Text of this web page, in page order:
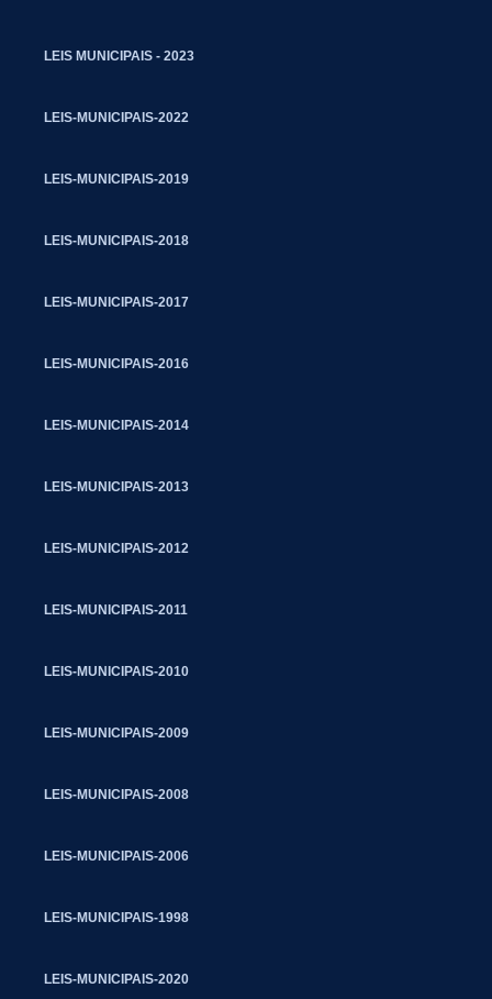
LEIS MUNICIPAIS - 2023
LEIS-MUNICIPAIS-2022
LEIS-MUNICIPAIS-2019
LEIS-MUNICIPAIS-2018
LEIS-MUNICIPAIS-2017
LEIS-MUNICIPAIS-2016
LEIS-MUNICIPAIS-2014
LEIS-MUNICIPAIS-2013
LEIS-MUNICIPAIS-2012
LEIS-MUNICIPAIS-2011
LEIS-MUNICIPAIS-2010
LEIS-MUNICIPAIS-2009
LEIS-MUNICIPAIS-2008
LEIS-MUNICIPAIS-2006
LEIS-MUNICIPAIS-1998
LEIS-MUNICIPAIS-2020